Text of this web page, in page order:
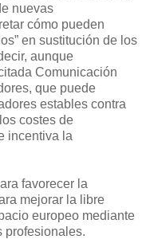
nuevas
cómo pueden
en sustitución de los
aunque
Comunicación
que puede
estables contra
costes de
incentiva la
favorecer la
mejorar la libre
europeo mediante
profesionales.